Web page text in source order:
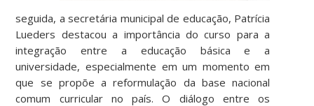
seguida, a secretária municipal de educação, Patrícia
Lueders destacou a importância do curso para a
integração entre a educação básica e a
universidade, especialmente em um momento em
que se propõe a reformulação da base nacional
comum curricular no país. O diálogo entre os